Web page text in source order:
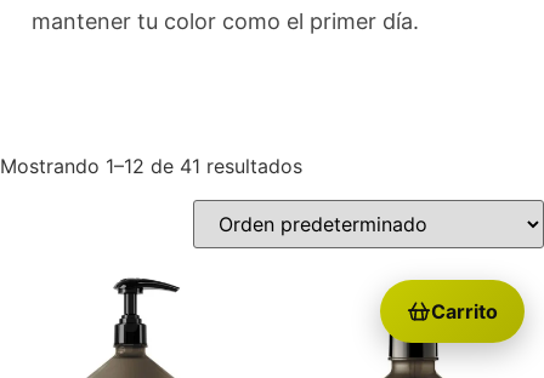
mantener tu color como el primer día.
Mostrando 1–12 de 41 resultados
Carrito